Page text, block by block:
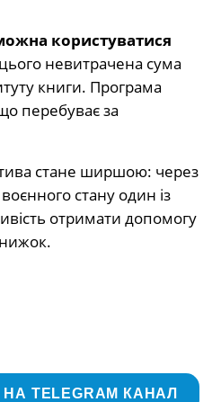
користуватися
цього невитрачена сума
книги. Програма
перебуває за
стане ширшою: через
стану один із
отримати допомогу
TELEGRAM КАНАЛ